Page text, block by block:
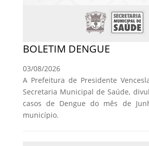
BOLETIM DENGUE
03/08/2026
A Prefeitura de Presidente
Secretaria Municipal de Saúde,
casos de Dengue do mês de
município.